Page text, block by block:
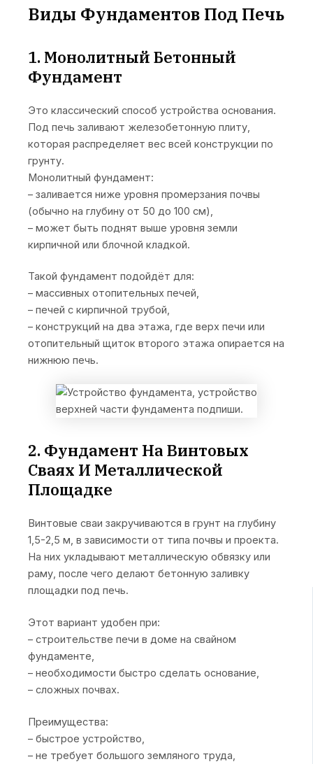
Виды Фундаментов Под Печь
1. Монолитный Бетонный
Фундамент
Это классический способ устройства основания.
Под печь заливают железобетонную плиту,
которая распределяет вес всей конструкции по
грунту.
Монолитный фундамент:
– заливается ниже уровня промерзания почвы
(обычно на глубину от 50 до 100 см),
– может быть поднят выше уровня земли
кирпичной или блочной кладкой.
Такой фундамент подойдёт для:
– массивных отопительных печей,
– печей с кирпичной трубой,
– конструкций на два этажа, где верх печи или
отопительный щиток второго этажа опирается на
нижнюю печь.
2. Фундамент На Винтовых
Сваях И Металлической
Площадке
Винтовые сваи закручиваются в грунт на глубину
1,5-2,5 м, в зависимости от типа почвы и проекта.
На них укладывают металлическую обвязку или
раму, после чего делают бетонную заливку
площадки под печь.
Этот вариант удобен при:
– строительстве печи в доме на свайном
фундаменте,
– необходимости быстро сделать основание,
– сложных почвах.
Преимущества:
– быстрое устройство,
– не требует большого земляного труда,